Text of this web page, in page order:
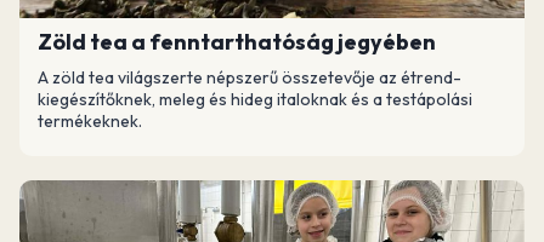
Zöld tea a fenntarthatóság jegyében
A zöld tea világszerte népszerű összetevője az étrend-
kiegészítőknek, meleg és hideg italoknak és a testápolási
termékeknek.